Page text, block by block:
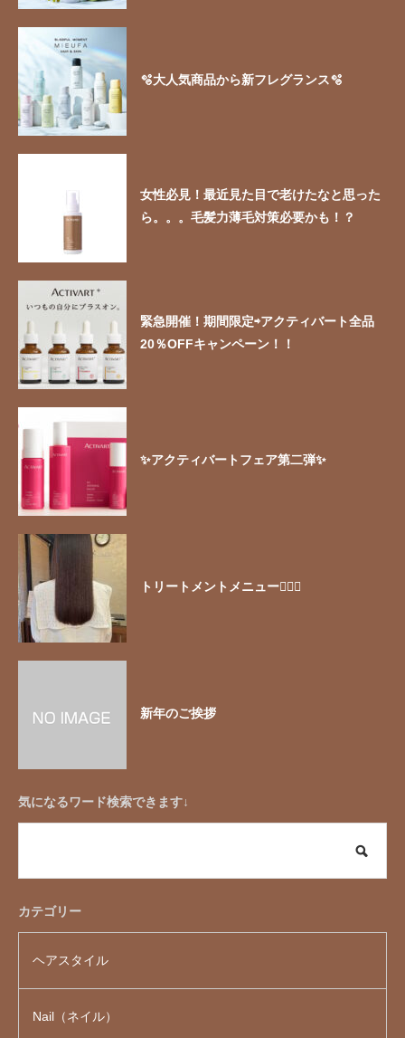
🫧大人気商品から新フレグランス🫧
女性必見！最近見た目で老けたなと思った
ら。。。毛髪力薄毛対策必要かも！？
緊急開催！期間限定⇨アクティバート全品
20％OFFキャンペーン！！
✨アクティバートフェア第二弾✨
トリートメントメニュー🧖🏻‍♀️
新年のご挨拶
気になるワード検索できます↓
カテゴリー
ヘアスタイル
Nail（ネイル）